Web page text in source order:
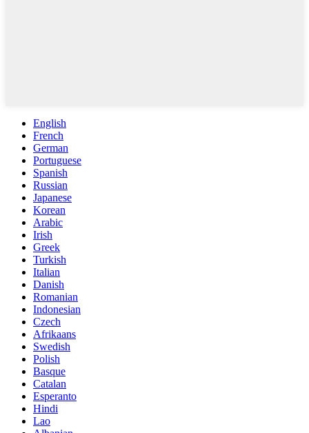
English
French
German
Portuguese
Spanish
Russian
Japanese
Korean
Arabic
Irish
Greek
Turkish
Italian
Danish
Romanian
Indonesian
Czech
Afrikaans
Swedish
Polish
Basque
Catalan
Esperanto
Hindi
Lao